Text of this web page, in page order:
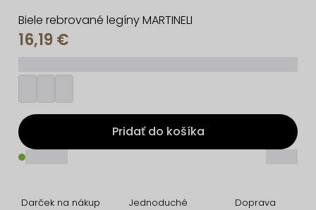
Biele rebrované legíny MARTINELI
16,19 €
Pridať do košíka
Darček na nákup
Jednoduché
Doprava